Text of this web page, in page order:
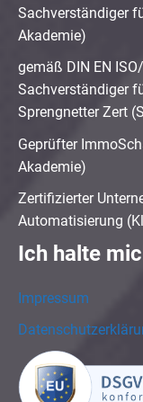
Sachverständiger
Akademie)
gemäß DIN EN
Sachverständiger
Sprengnetter Zert
Geprüfter
Akademie)
Zertifizierter
Automatisierung
Ich halte
Impressum